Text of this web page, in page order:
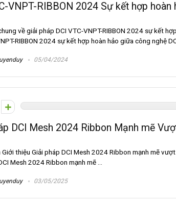
VNPT-RIBBON 2024 Sự kết hợp hoàn
về giải pháp DCI VTC-VNPT-RIBBON 2024 sự kết
RIBBON 2024 sự kết hợp hoàn hảo giữa công nghệ
05/04/2024
DCI Mesh 2024 Ribbon Mạnh mẽ
Giới thiệu Giải pháp DCI Mesh 2024 Ribbon mạnh mẽ
Mesh 2024 Ribbon mạnh mẽ ...
03/05/2025